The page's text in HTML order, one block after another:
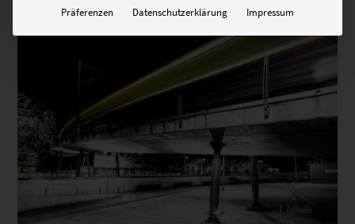
Dieses Produkt weist mehrere Varianten auf. Die Optionen können auf der Produktseite gewählt werden
Präferenzen Datenschutzerklärung Impressum